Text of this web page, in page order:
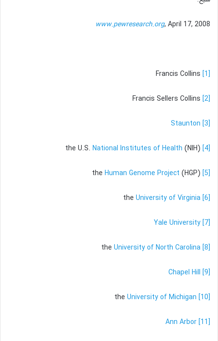
www.pewresearch.org, April 17, 2008
[1]
[2]
[3]
Staunton
[4]
National Institutes of Health (NIH)
[5]
Human Genome Project (HGP)
[6]
University of Virginia
[7]
Yale University
[8]
University of North Carolina
[9]
Chapel Hill
[10]
University of Michigan
[11]
Ann Arbor